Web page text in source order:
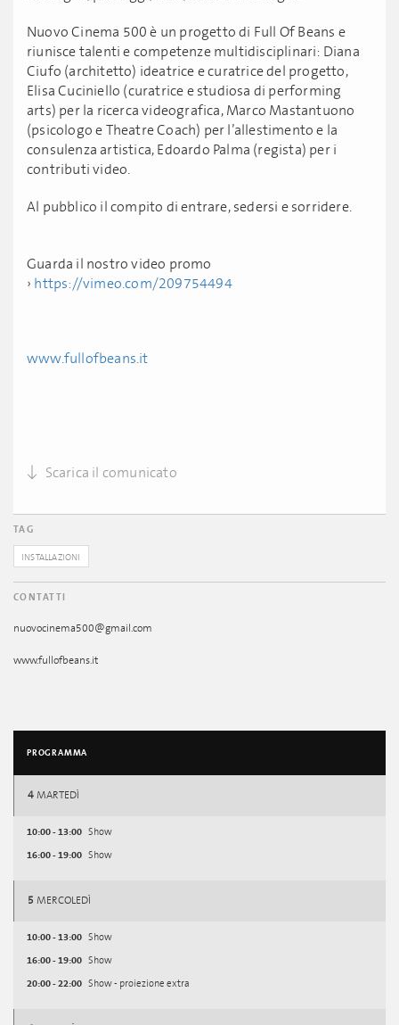
Nuovo Cinema 500 è un progetto di Full Of Beans e
riunisce talenti e competenze multidisciplinari: Diana
Ciufo (architetto) ideatrice e curatrice del progetto,
Elisa Cuciniello (curatrice e studiosa di performing
arts) per la ricerca videografica, Marco Mastantuono
(psicologo e Theatre Coach) per l’allestimento e la
consulenza artistica, Edoardo Palma (regista) per i
contributi video.
Al pubblico il compito di entrare, sedersi e sorridere.
Guarda il nostro video promo
› https://vimeo.com/209754494
www.fullofbeans.it
Scarica il comunicato
TAG
INSTALLAZIONI
CONTATTI
nuovocinema500@gmail.com
www.fullofbeans.it
PROGRAMMA
4 MARTEDÌ
10:00 - 13:00 Show
16:00 - 19:00 Show
5 MERCOLEDÌ
10:00 - 13:00 Show
16:00 - 19:00 Show
20:00 - 22:00 Show - proiezione extra